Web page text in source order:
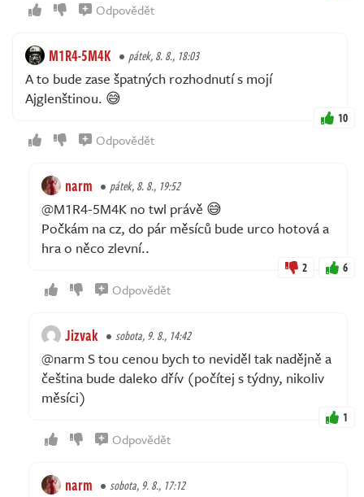
Odpovědět
M1R4-5M4K pátek, 8. 8., 18:03
A to bude zase špatných rozhodnutí s mojí
Ajglenštinou. 😅
10
Odpovědět
narm pátek, 8. 8., 19:52
@M1R4-5M4K no twl právě 😅
Počkám na cz, do pár měsíců bude urco hotová a
hra o něco zlevní..
2 6
Odpovědět
Jizvak sobota, 9. 8., 14:42
@narm S tou cenou bych to neviděl tak nadějně a
čeština bude daleko dřív (počítej s týdny, nikoliv
měsíci)
1
Odpovědět
narm sobota, 9. 8., 17:12